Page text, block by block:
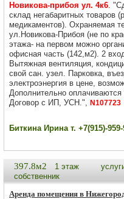
Новикова-прибоя ул. 4к6.
склад негабаритных товаров
медикаментов). Охраняемая
ул.Новикова-Прибоя (не по
этажа- на первом можно
офисная часть (142,м2). 2
Вытяжная вентиляция,
свой сан. узел. Парковка,
электроэнергия в цене,
Дополнительно оплачиваются
Договор с ИП, УСН.", N107723
Биткина Ирина т. +7(915)-959-
397.8м2 1 этаж
собственник
Аренда помещения в